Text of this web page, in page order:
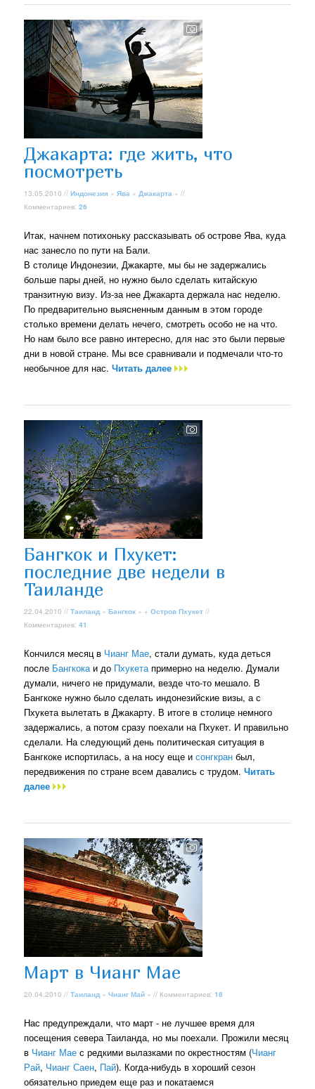
Джакарта: где жить, что
посмотреть
13.05.2010 //Индонезия »Ява » Джакарта » //
Комментариев:26
Итак, начнем потихоньку рассказывать об острове Ява, куда
нас занесло по пути на Бали.
В столице Индонезии, Джакарте, мы бы не задержались
больше пары дней, но нужно было сделать китайскую
транзитную визу. Из-за нее Джакарта держала нас неделю.
По предварительно выясненным данным в этом городе
столько времени делать нечего, смотреть особо не на что.
Но нам было все равно интересно, для нас это были первые
дни в новой стране. Мы все сравнивали и подмечали что-то
необычное для нас.Читать далее
Бангкок и Пхукет:
последние две недели в
Таиланде
22.04.2010 //Таиланд »Бангкок » +Остров Пхукет //
Комментариев:41
Кончился месяц в Чианг Мае, стали думать, куда деться
после Бангкока и до Пхукета примерно на неделю. Думали
думали, ничего не придумали, везде что-то мешало. В
Бангкоке нужно было сделать индонезийские визы, а с
Пхукета вылетать в Джакарту. В итоге в столице немного
задержались, а потом сразу поехали на Пхукет. И правильно
сделали. На следующий день политическая ситуация в
Бангкоке испортилась, а на носу еще исонгкран был,
передвижения по стране всем давались с трудом.Читать
далее
Март в Чианг Мае
20.04.2010 //Таиланд »Чианг Май » // Комментариев:18
Нас предупреждали, что март - не лучшее время для
посещения севера Таиланда, но мы поехали. Прожили месяц
в Чианг Мае с редкими вылазками по окрестностям (Чианг
Рай, Чианг Саен, Пай). Когда-нибудь в хороший сезон
обязательно приедем еще раз и покатаемся